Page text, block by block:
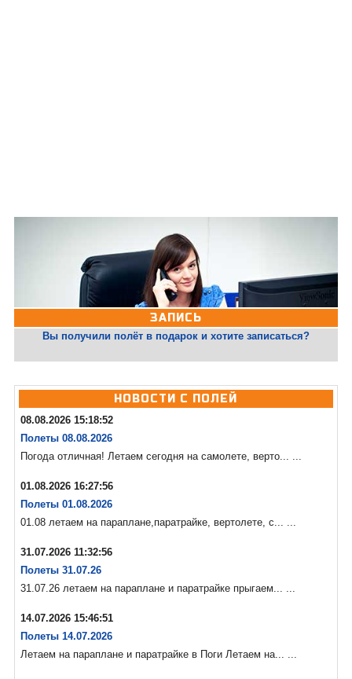
ЗАПИСЬ
Вы получили полёт в подарок и хотите записаться?
НОВОСТИ С ПОЛЕЙ
08.08.2026 15:18:52
Полеты 08.08.2026
Погода отличная! Летаем сегодня на самолете, верто... ...
01.08.2026 16:27:56
Полеты 01.08.2026
01.08 летаем на параплане,паратрайке, вертолете, с... ...
31.07.2026 11:32:56
Полеты 31.07.26
31.07.26 летаем на параплане и паратрайке прыгаем... ...
14.07.2026 15:46:51
Полеты 14.07.2026
Летаем на параплане и паратрайке в Поги Летаем на... ...